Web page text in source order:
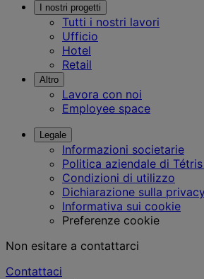
I nostri progetti
Tutti i nostri lavori
Ufficio
Hotel
Retail
Altro
Lavora con noi
Employee space
Legale
Informazioni societarie
Politica aziendale di
Condizioni di utilizzo
Dichiarazione sulla privacy
Informativa sui cookie
Preferenze cookie
Non esitare a contattarci
Contattaci